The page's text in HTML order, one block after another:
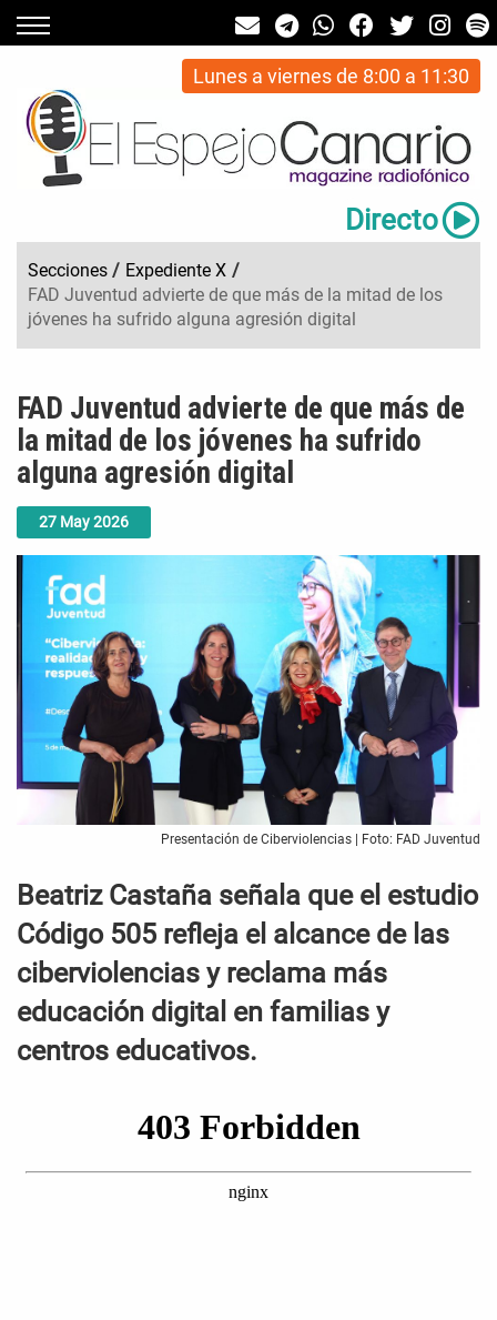
Lunes a viernes de 8:00 a 11:30
Directo
Secciones / Expediente X /
FAD Juventud advierte de que más de la mitad de los
jóvenes ha sufrido alguna agresión digital
27 May2026
FAD Juventud advierte de que más de
la mitad de los jóvenes ha sufrido
alguna agresión digital
Presentación de Ciberviolencias | Foto: FAD Juventud
Beatriz Castaña señala que el estudio
Código 505 refleja el alcance de las
ciberviolencias y reclama más
educación digital en familias y
centros educativos.